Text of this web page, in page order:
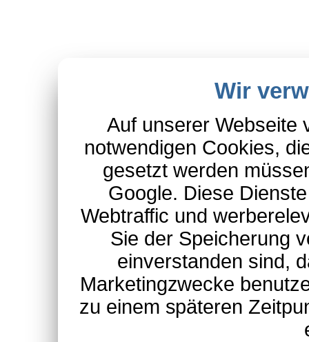
Wir
Auf unserer Webseite
notwendigen Cookies,
gesetzt werden
Google. Diese
Webtraffic und
Sie der Speicherung
einverstanden sind,
Marketingzwecke
zu einem späteren